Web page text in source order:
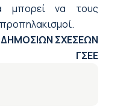
μπορεί να τους
ΔΗΜΟΣΙΩΝ ΣΧΕΣΕΩΝ
ΓΣΕΕ